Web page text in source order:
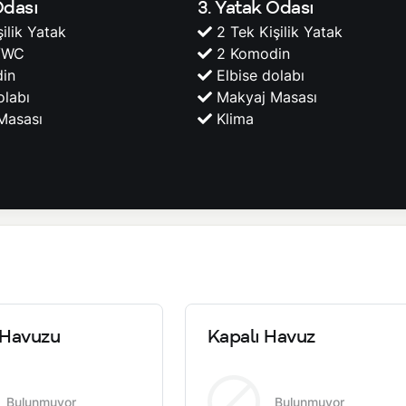
Havuz ve Bahçe Bakımı
Balkon
Yemek Masası
Yatak
3. Yatak Odası
2 Tek Kişilik Yatak
2 Komodin
Elbise dolabı
Makyaj Masası
Klima
Bulunmuyor
Kapalı Havuz
Bulunmuyor